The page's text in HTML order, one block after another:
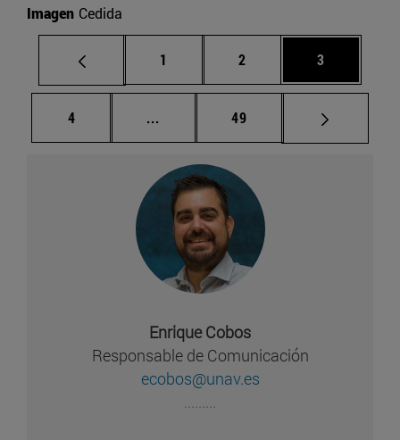
Imagen Cedida
Página
1 Página
2 Página
3
Página
4 ... Páginas intermedias Use TAB para
Página
49
Enrique Cobos
Responsable de Comunicación
ecobos@unav.es
.........